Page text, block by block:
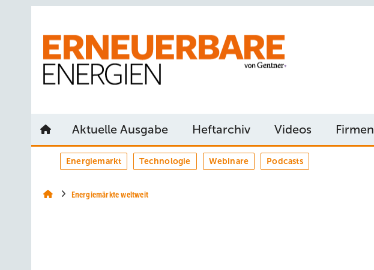
Aktuelle Ausgabe Heftarchiv Videos Firmen
Energiemarkt Technologie Webinare Podcasts
Energiemärkte weltweit